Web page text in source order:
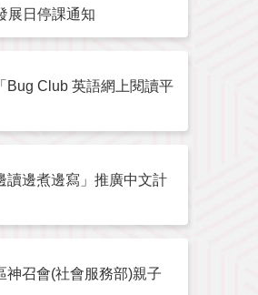
展日停課通知
Bug Club 英語網上閱讀平
讀邊煮邊寫」推廣中文計
神召會(社會服務部)親子